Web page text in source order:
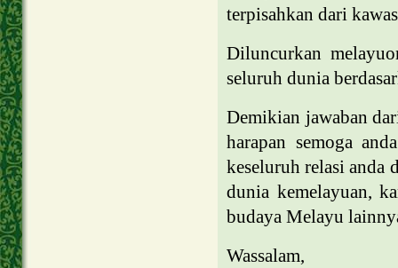
terpisahkan dari
Diluncurkan
seluruh dunia
Demikian jawaban
harapan semoga
keseluruh relasi anda
dunia kemelayuan,
budaya Melayu
Wassalam,